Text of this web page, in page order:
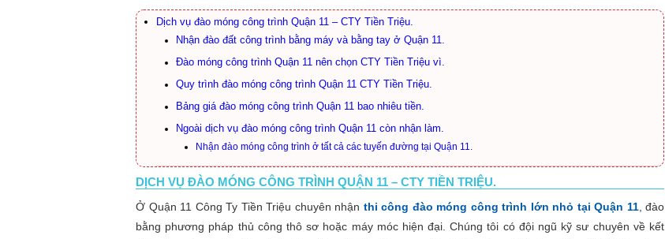
Dịch vụ đào móng công trình Quận 11 – CTY Tiền Triệu.
Nhận đào đất công trình bằng máy và bằng tay ở Quận 11.
Đào móng công trình Quận 11 nên chọn CTY Tiền Triệu vì.
Quy trình đào móng công trình Quận 11 CTY Tiền Triệu.
Bảng giá đào móng công trình Quận 11 bao nhiêu tiền.
Ngoài dịch vụ đào móng công trình Quận 11 còn nhận làm.
Nhận đào móng công trình ở tất cả các tuyến đường tại Quận 11.
DỊCH VỤ ĐÀO MÓNG CÔNG TRÌNH QUẬN 11 – CTY TIỀN TRIỆU.
Ở Quận 11 Công Ty Tiền Triệu chuyên nhận thi công đào móng công trình lớn nhỏ tại Quận 11, đào
bằng phương pháp thủ công thô sơ hoặc máy móc hiện đại. Chúng tôi có đội ngũ kỹ sư chuyên về kết